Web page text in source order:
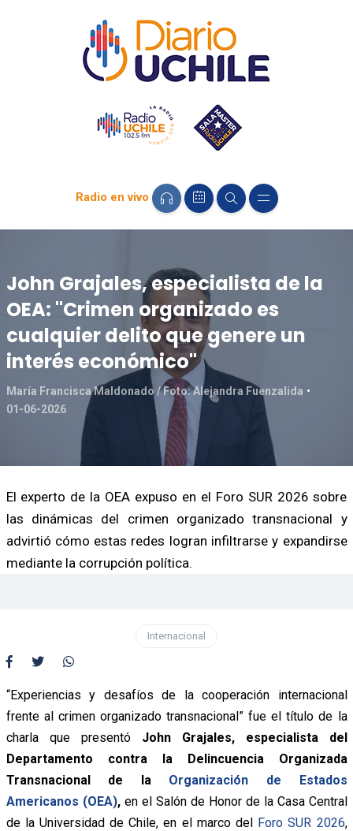
Radio en vivo
John Grajales, especialista de la
OEA: "Crimen organizado es
cualquier delito que genere un
interés económico"
María Francisca Maldonado / Foto: Alejandra Fuenzalida
01-06-2026
El experto de la OEA expuso en el Foro SUR 2026 sobre
las dinámicas del crimen organizado transnacional y
advirtió cómo estas redes logran infiltrarse y expandirse
mediante la corrupción política.
Internacional
“Experiencias y desafíos de la cooperación internacional
frente al crimen organizado transnacional” fue el título de la
charla que presentó John Grajales, especialista del
Departamento contra la Delincuencia Organizada
Transnacional de la Organización de Estados
Americanos (OEA),en el Salón de Honor de la Casa Central
de la Universidad de Chile, en el marco del Foro SUR 2026,